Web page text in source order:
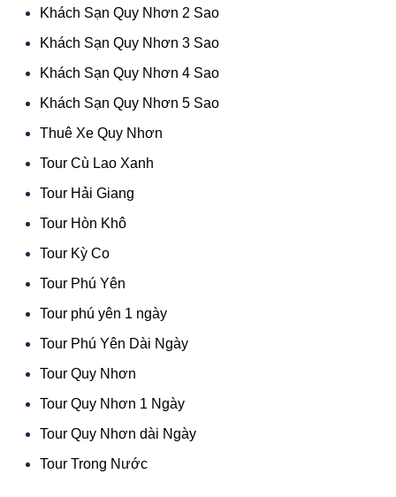
Khách Sạn Quy Nhơn 2 Sao
Khách Sạn Quy Nhơn 3 Sao
Khách Sạn Quy Nhơn 4 Sao
Khách Sạn Quy Nhơn 5 Sao
Thuê Xe Quy Nhơn
Tour Cù Lao Xanh
Tour Hải Giang
Tour Hòn Khô
Tour Kỳ Co
Tour Phú Yên
Tour phú yên 1 ngày
Tour Phú Yên Dài Ngày
Tour Quy Nhơn
Tour Quy Nhơn 1 Ngày
Tour Quy Nhơn dài Ngày
Tour Trong Nước